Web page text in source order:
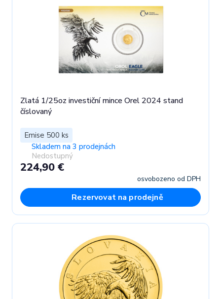
Zlatá 1/25oz investiční mince Orel 2024 stand
číslovaný
Emise 500 ks
Skladem na 3 prodejnách
Nedostupný
224,90 €
osvobozeno od DPH
Rezervovat na prodejně